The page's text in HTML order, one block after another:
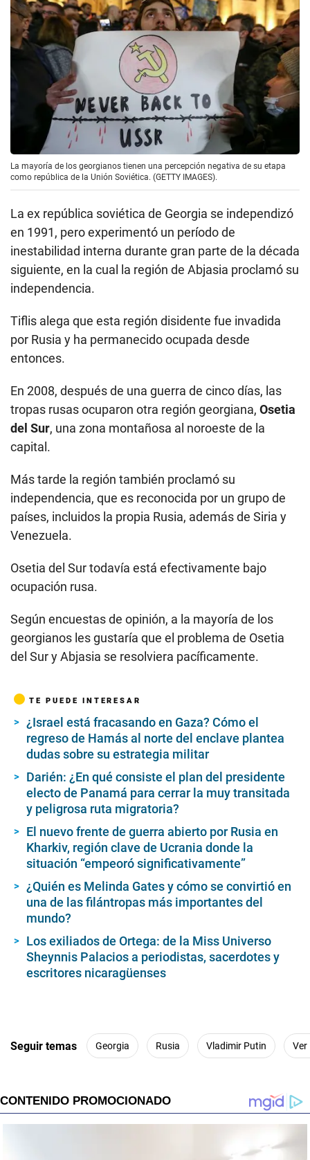
La mayoría de los georgianos tienen una percepción negativa de su etapa
como república de la Unión Soviética. (GETTY IMAGES).
La ex república soviética de Georgia se independizó
en 1991, pero experimentó un período de
inestabilidad interna durante gran parte de la década
siguiente, en la cual la región de Abjasia proclamó su
independencia.
Tiflis alega que esta región disidente fue invadida
por Rusia y ha permanecido ocupada desde
entonces.
En 2008, después de una guerra de cinco días, las
tropas rusas ocuparon otra región georgiana, Osetia
del Sur, una zona montañosa al noroeste de la
capital.
Más tarde la región también proclamó su
independencia, que es reconocida por un grupo de
países, incluidos la propia Rusia, además de Siria y
Venezuela.
Osetia del Sur todavía está efectivamente bajo
ocupación rusa.
Según encuestas de opinión, a la mayoría de los
georgianos les gustaría que el problema de Osetia
del Sur y Abjasia se resolviera pacíficamente.
TE PUEDE INTERESAR
¿Israel está fracasando en Gaza? Cómo el
regreso de Hamás al norte del enclave plantea
dudas sobre su estrategia militar
Darién: ¿En qué consiste el plan del presidente
electo de Panamá para cerrar la muy transitada
y peligrosa ruta migratoria?
El nuevo frente de guerra abierto por Rusia en
Kharkiv, región clave de Ucrania donde la
situación “empeoró significativamente”
¿Quién es Melinda Gates y cómo se convirtió en
una de las filántropas más importantes del
mundo?
Los exiliados de Ortega: de la Miss Universo
Sheynnis Palacios a periodistas, sacerdotes y
escritores nicaragüenses
Seguir temas Georgia Rusia Vladimir Putin Ver